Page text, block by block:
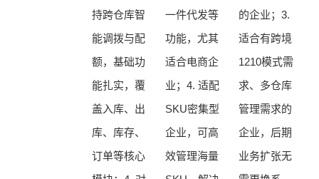
持跨仓库智
能调拨与配
额，基础功
能扎实，覆
盖入库、出
库、库存、
订单等核心
一件代发等
功能，尤其
适合电商企
业；4. 适配
SKU密集型
企业，可高
效管理海量
的企业；3.
适合有跨境
1210模式需
求、多仓库
管理需求的
企业，后期
业务扩张无